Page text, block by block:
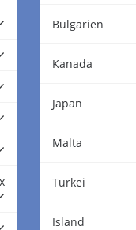
Bulgarien
Kanada
Japan
Malta
Türkei
Island